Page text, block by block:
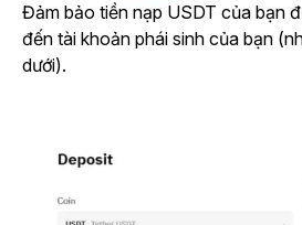
Đảm bảo tiền nạp USDT của bạn
đến tài khoản phái sinh của bạn
dưới).